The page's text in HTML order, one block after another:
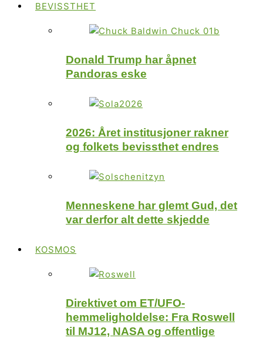
BEVISSTHET
Donald Trump har åpnet
Pandoras eske
2026: Året institusjoner rakner
og folkets bevissthet endres
Menneskene har glemt Gud, det
var derfor alt dette skjedde
KOSMOS
Direktivet om ET/UFO-
hemmeligholdelse: Fra Roswell
til MJ12, NASA og offentlige